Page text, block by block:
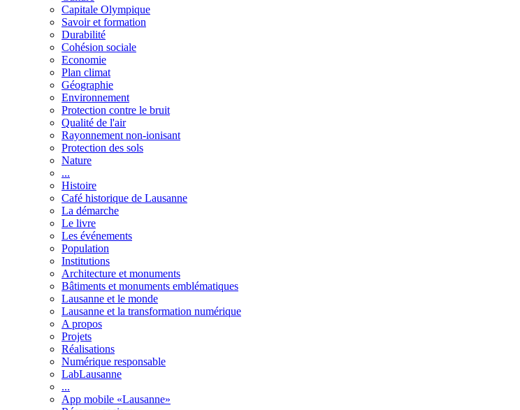
Capitale Olympique
Savoir et formation
Durabilité
Cohésion sociale
Economie
Plan climat
Géographie
Environnement
Protection contre le bruit
Qualité de l'air
Rayonnement non-ionisant
Protection des sols
Nature
...
Histoire
Café historique de Lausanne
La démarche
Le livre
Les événements
Population
Institutions
Architecture et monuments
Bâtiments et monuments emblématiques
Lausanne et le monde
Lausanne et la transformation numérique
A propos
Projets
Réalisations
Numérique responsable
LabLausanne
...
App mobile «Lausanne»